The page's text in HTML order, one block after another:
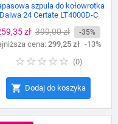
szpula do kołowrotka
Daiwa 24 Certate LT4000D-C
zł Cena
podstawowa
399,00 zł -35%
cena: 299,25 zł -13%
(0)
 Dodaj do koszyka